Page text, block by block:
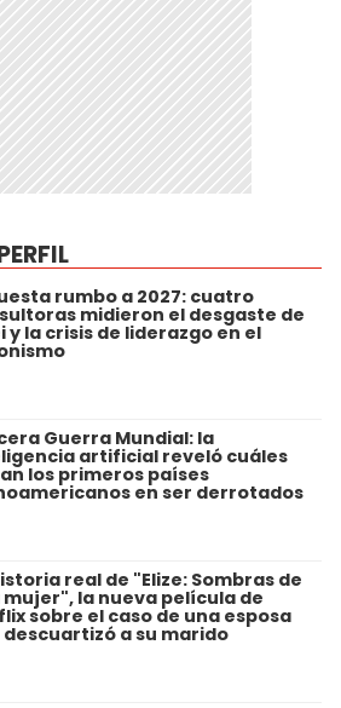
rumbo a 2027: cuatro
midieron el desgaste de
y la crisis de liderazgo en el
Guerra Mundial: la
artificial reveló cuáles
los primeros países
en ser derrotados
real de "Elize: Sombras de
mujer", la nueva película de
sobre el caso de una esposa
descuartizó a su marido